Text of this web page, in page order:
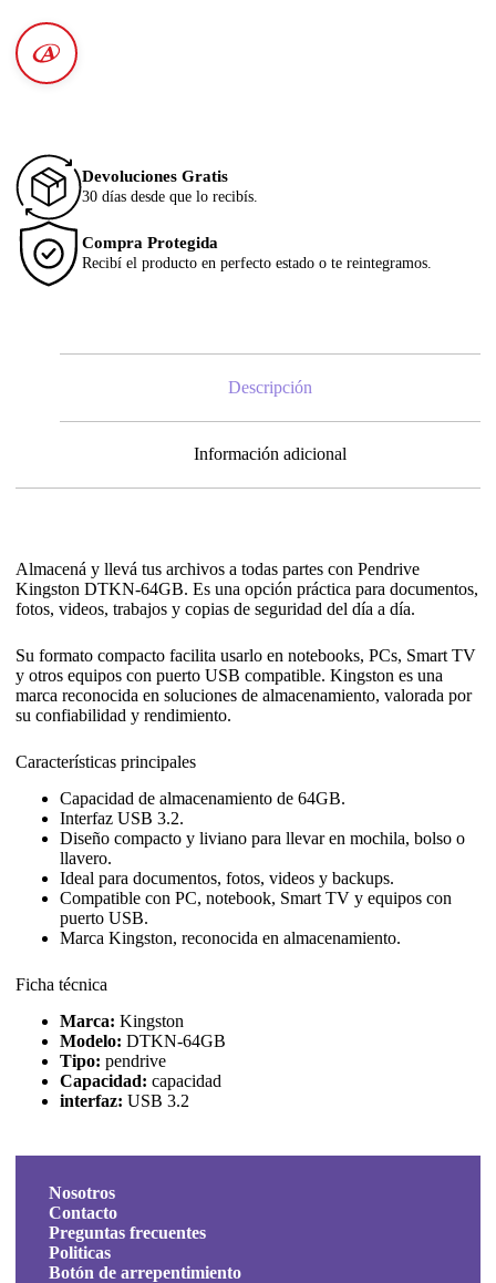
Devoluciones Gratis
30 días desde que lo recibís.
Compra Protegida
Recibí el producto en perfecto estado o te reintegramos.
Descripción
Información adicional
Almacená y llevá tus archivos a todas partes con Pendrive
Kingston DTKN-64GB. Es una opción práctica para documentos,
fotos, videos, trabajos y copias de seguridad del día a día.
Su formato compacto facilita usarlo en notebooks, PCs, Smart TV
y otros equipos con puerto USB compatible. Kingston es una
marca reconocida en soluciones de almacenamiento, valorada por
su confiabilidad y rendimiento.
Características principales
Capacidad de almacenamiento de 64GB.
Interfaz USB 3.2.
Diseño compacto y liviano para llevar en mochila, bolso o
llavero.
Ideal para documentos, fotos, videos y backups.
Compatible con PC, notebook, Smart TV y equipos con
puerto USB.
Marca Kingston, reconocida en almacenamiento.
Ficha técnica
Marca: Kingston
Modelo: DTKN-64GB
Tipo: pendrive
Capacidad: capacidad
interfaz: USB 3.2
Nosotros
Contacto
Preguntas frecuentes
Politicas
Botón de arrepentimiento